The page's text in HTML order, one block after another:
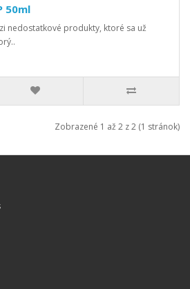
50ml
nedostatkové produkty, ktoré sa už
Zobrazené 1 až 2 z 2 (1 stránok)